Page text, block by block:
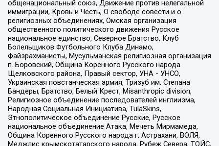
общенациональный союз, Движение против нелегальной
иммиграции, Кровь и Честь, О свободе совести и о
религиозных объединениях, Омская организация
общественного политического движения Русское
национальное единство, Северное Братство, Клуб
Болельщиков Футбольного Клуба Динамо,
Файзрахманисты, Мусульманская религиозная организация
п. Боровский, Община Коренного Русского народа
Щелковского района, Правый сектор, УНА - УНСО,
Украинская повстанческая армия, Тризуб им. Степана
Бандеры, Братство, Белый Крест, Misanthropic division,
Религиозное объединение последователей инглиизма,
Народная Социальная Инициатива, TulaSkins,
Этнополитическое объединение Русские, Русское
национальное объединение Атака, Мечеть Мирмамеда,
Община Коренного Русского народа г. Астрахани, ВОЛЯ,
Меджлис крымскотатарского народа, Рубеж Севера, ТОЙС,